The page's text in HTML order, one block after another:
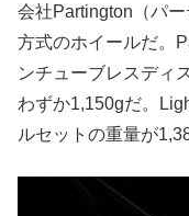
会社Partington（パ
方式のホイールだ。
ンチューブレスディ
わずか1,150gだ。
ルセットの重量が